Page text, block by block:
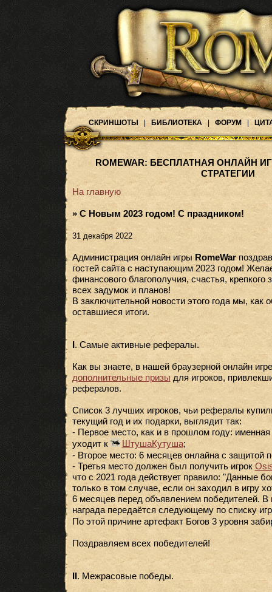
СКРИНШОТЫ БИБЛИОТЕКА ФОРУМ
ROMEWAR: БЕСПЛАТНАЯ ОНЛАЙН
СТРАТЕГИИ
На главную
» С Новым 2023 годом! С праздником!
31 декабря 2022
Администрация онлайн игрыRomeWar
гостей сайта с наступающим 2023 годом!
финансового благополучия, счастья,
всех задумок и планов!
В заключительной новости этого года мы, как
оставшиеся итоги.
I. Самые активные рефералы.
Как вы знаете, в нашей браузерной онлайн
дополнительные призыдля игроков,
рефералов.
Список 3 лучших игроков, чьи рефералы
текущий год и их подарки, выглядит так:
- Первое место, как и в прошлом году: именная
уходит к
ШтушаКутуша;
- Второе место: 6 месяцев онлайна с защитой
- Третья место должен был получить игрок
что с 2021 года действует правило: "Данные
только в том случае, если он заходил в игру
6 месяцев перед объявлением победителей. В
награда передаётся следующему по списку
По этой причине артефакт Богов 3 уровня
Поздравляем всех победителей!
II. Межрасовые победы.